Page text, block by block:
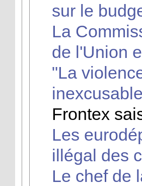
sur le
La
de l'Union
"La
Frontex
Les
illégal des
Le chef de